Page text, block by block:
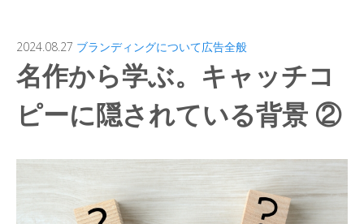
2024.08.27 ブランディングについて広告全般
名作から学ぶ。キャッチコ
ピーに隠されている背景 ②